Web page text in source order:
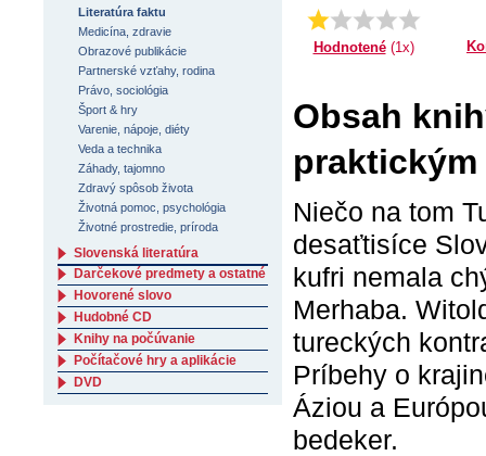
Priemer:
1.0
Hodnotené(1x)
Obsah
Niečo na tom
desaťtisíce
kufri nemala
Merhaba.
tureckých
Príbehy o
Áziou a
bedeker.
Literatúra faktu
Medicína, zdravie
Obrazové publikácie
Partnerské vzťahy, rodina
Právo, sociológia
Šport & hry
Varenie, nápoje, diéty
Veda a technika
Záhady, tajomno
Zdravý spôsob života
Životná pomoc, psychológia
Životné prostredie, príroda
Slovenská literatúra
Darčekové predmety a ostatné
Hovorené slovo
Hudobné CD
Knihy na počúvanie
Počítačové hry a aplikácie
DVD